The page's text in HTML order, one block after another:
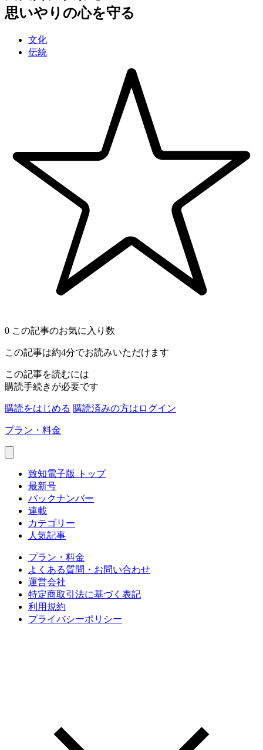
思いやりの心を守る
文化
伝統
0 この記事のお気に入り数
この記事は約4分でお読みいただけます
この記事を読むには
購読手続きが必要です
購読をはじめる 購読済みの方はログイン
プラン・料金
致知電子版 トップ
最新号
バックナンバー
連載
カテゴリー
人気記事
プラン・料金
よくある質問・お問い合わせ
運営会社
特定商取引法に基づく表記
利用規約
プライバシーポリシー